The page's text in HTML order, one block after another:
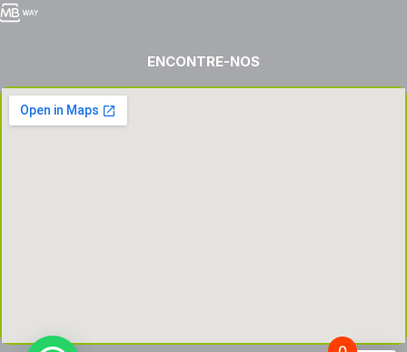
ENCONTRE-NOS